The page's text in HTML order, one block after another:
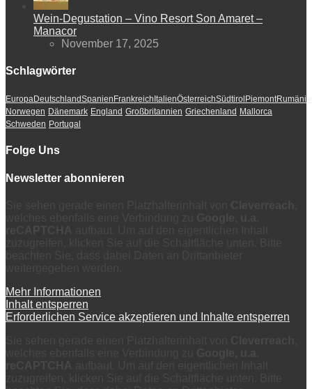
Wein-Degustation – Vino Resort Son Amaret –
Manacor
November 17, 2025
Schlagwörter
EuropaDeutschlandSpanien Frankreich ItalienÖsterreichSüdtirol Piemont
Norwegen Dänemark England Großbritannien Griechenland Mallorca
Schweden Portugal
Folge Uns
Newsletter abonnieren
Mehr Informationen
Inhalt entsperren
Erforderlichen Service akzeptieren und Inhalte entsperren